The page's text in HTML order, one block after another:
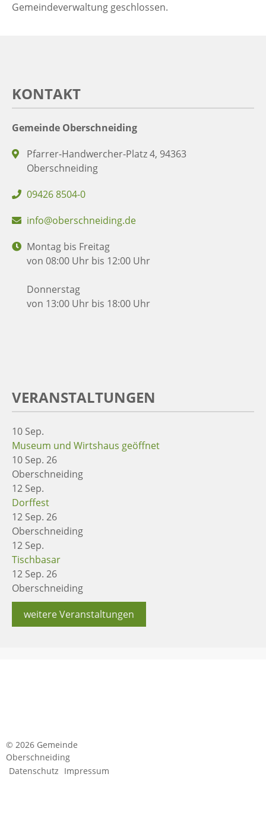
Gemeindeverwaltung geschlossen.
KONTAKT
Gemeinde Oberschneiding
Pfarrer-Handwercher-Platz 4, 94363
Oberschneiding
09426 8504-0
info@oberschneiding.de
Montag bis Freitag
von 08:00 Uhr bis 12:00 Uhr
Donnerstag
von 13:00 Uhr bis 18:00 Uhr
VERANSTALTUNGEN
10 Sep.
Museum und Wirtshaus geöffnet
10 Sep. 26
Oberschneiding
12 Sep.
Dorffest
12 Sep. 26
Oberschneiding
12 Sep.
Tischbasar
12 Sep. 26
Oberschneiding
weitere Veranstaltungen
© 2026 Gemeinde
Oberschneiding
Datenschutz Impressum